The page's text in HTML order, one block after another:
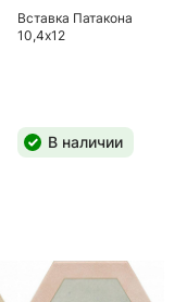
Вставка Патакона
10,4х12
В наличии